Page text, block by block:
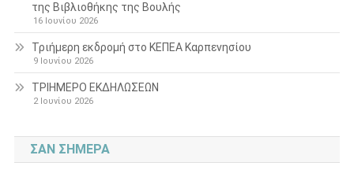
της Βιβλιοθήκης της Βουλής
16 Ιουνίου 2026
Τριήμερη εκδρομή στο ΚΕΠΕΑ Καρπενησίου
9 Ιουνίου 2026
ΤΡΙΗΜΕΡΟ ΕΚΔΗΛΩΣΕΩΝ
2 Ιουνίου 2026
ΣΑΝ ΣΉΜΕΡΑ